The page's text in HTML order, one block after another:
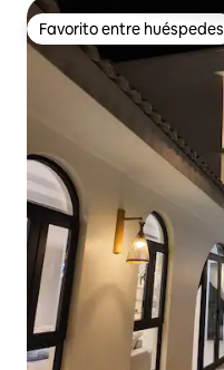
Favorito entre huéspedes
Favorito entre huéspedes